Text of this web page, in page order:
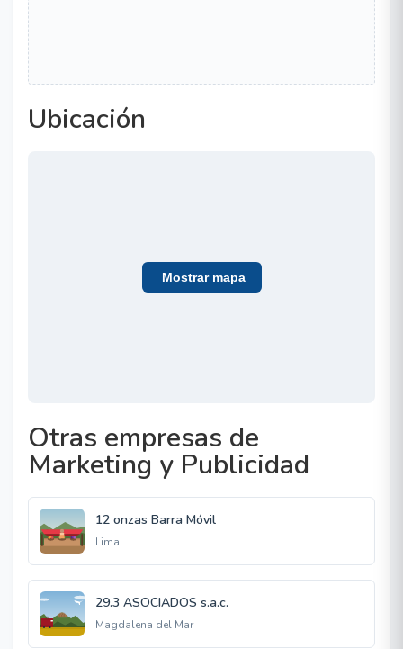
Ubicación
Mostrar mapa
Otras empresas de
Marketing y Publicidad
12 onzas Barra Móvil
Lima
29.3 ASOCIADOS s.a.c.
Magdalena del Mar